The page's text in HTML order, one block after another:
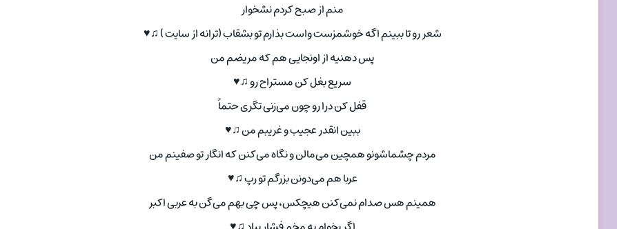
منم از صبح کردم نشخوار
شعر رو تا ببینم اگه خوشمزست واست بذارم تو بشقاب (ترانه از سایت ) ♫♥
پس دهنیه از اونجایی هم که مریضم من
سریع بغل کن مستراح رو ♫♥
قفل کن درا رو چون می‌زنی تگری حتماً
ببین انقدر عجیب و غریبم من ♫♥
مردم چشماشونو همچین می‌مالن و نگاه می‌کنن که انگار تو صفینم من
عربا هم می‌دونن بزرگم تو رپ ♫♥
همینم هس صدام نمی‌کنن هیچکس، پس چی بهم می‌گن به عربی اکبر